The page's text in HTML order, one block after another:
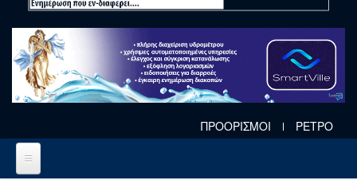
ΠΡΟΟΡΙΣΜΟΙ ΡΕΤΡΟ